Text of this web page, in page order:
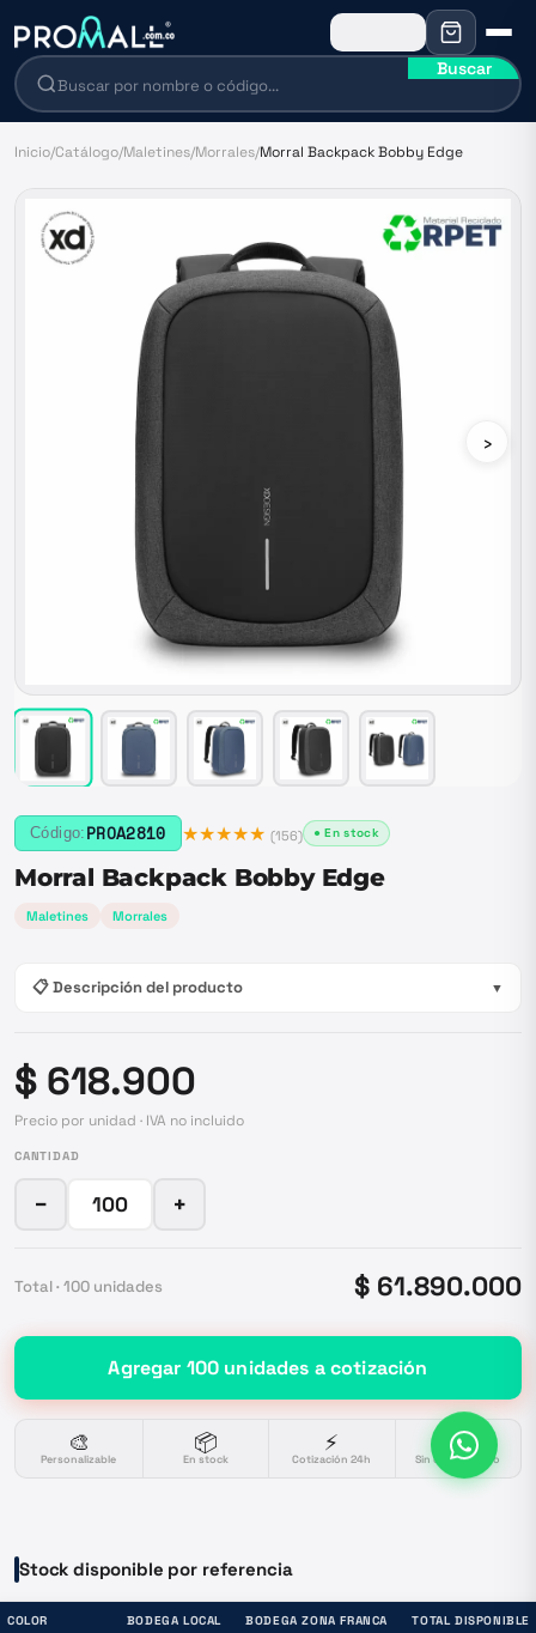
Buscar
Inicio/Catálogo/Maletines/Morrales/Morral Backpack Bobby Edge
›
Código: PROA2810 ★★★★★ (156) ● En stock
Morral Backpack Bobby Edge
Maletines Morrales
📋 Descripción del producto ▼
$ 618.900
Precio por unidad · IVA no incluido
CANTIDAD
− +
Total · 100 unidades $ 61.890.000
Agregar 100 unidades a cotización
🎨
Personalizable
📦
En stock
⚡
Cotización 24h
🔒
Sin compromiso
Stock disponible por referencia
COLOR BODEGA LOCAL BODEGA ZONA FRANCA TOTAL DISPONIBLE